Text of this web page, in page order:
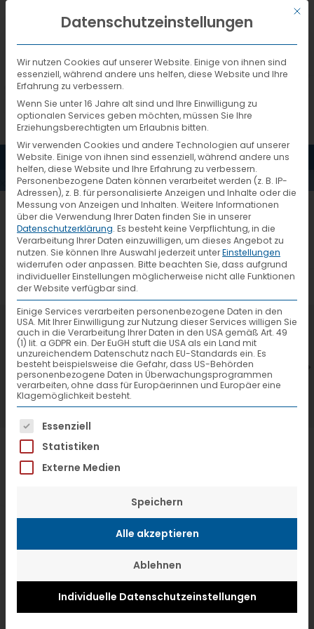
DEUTSCH
MENÜICON-
ZUVERLÄSSIGKEIT
7. Juli 2026
VTL hat neuen Aufsichtsrat gewählt
Mit
Datenschutzeinstellungen
Wir nutzen Cookies auf unserer Website. Einige von ihnen sind
essenziell, während andere uns helfen, diese Website und Ihre
Erfahrung zu verbessern.
Wenn Sie unter 16 Jahre alt sind und Ihre Einwilligung zu
optionalen Services geben möchten, müssen Sie Ihre
Erziehungsberechtigten um Erlaubnis bitten.
Wir verwenden Cookies und andere Technologien auf unserer
Website. Einige von ihnen sind essenziell, während andere uns
helfen, diese Website und Ihre Erfahrung zu verbessern.
Personenbezogene Daten können verarbeitet werden (z. B. IP-
Adressen), z. B. für personalisierte Anzeigen und Inhalte oder die
Messung von Anzeigen und Inhalten. Weitere Informationen
über die Verwendung Ihrer Daten finden Sie in unserer
Datenschutzerklärung. Es besteht keine Verpflichtung, in die
Verarbeitung Ihrer Daten einzuwilligen, um dieses Angebot zu
nutzen. Sie können Ihre Auswahl jederzeit unterEinstellungen
widerrufen oder anpassen. Bitte beachten Sie, dass aufgrund
individueller Einstellungen möglicherweise nicht alle Funktionen
der Website verfügbar sind.
Einige Services verarbeiten personenbezogene Daten in den
USA. Mit Ihrer Einwilligung zur Nutzung dieser Services willigen Sie
auch in die Verarbeitung Ihrer Daten in den USA gemäß Art. 49
(1) lit. a GDPR ein. Der EuGH stuft die USA als ein Land mit
unzureichendem Datenschutz nach EU-Standards ein. Es
besteht beispielsweise die Gefahr, dass US-Behörden
personenbezogene Daten in Überwachungsprogrammen
verarbeiten, ohne dass für Europäerinnen und Europäer eine
Klagemöglichkeit besteht.
Es folgt eine Liste der Service-Gruppen,
Essenziell
Statistiken
Externe Medien
Speichern
Alle akzeptieren
Ablehnen
Individuelle Datenschutzeinstellungen